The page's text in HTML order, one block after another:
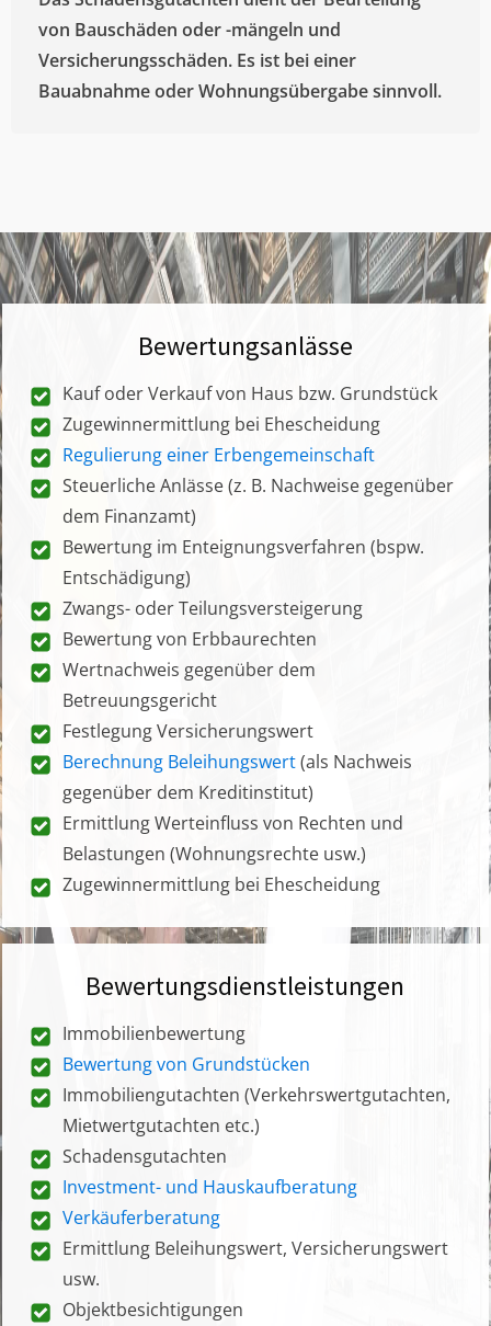
von Bauschäden oder -mängeln und
Versicherungsschäden. Es ist bei einer
Bauabnahme oder Wohnungsübergabe sinnvoll.
Bewertungsanlässe
Kauf oder Verkauf von Haus bzw. Grundstück
Zugewinnermittlung bei Ehescheidung
Regulierung einer Erbengemeinschaft
Steuerliche Anlässe (z. B. Nachweise gegenüber
dem Finanzamt)
Bewertung im Enteignungsverfahren (bspw.
Entschädigung)
Zwangs- oder Teilungsversteigerung
Bewertung von Erbbaurechten
Wertnachweis gegenüber dem
Betreuungsgericht
Festlegung Versicherungswert
Berechnung Beleihungswert(als Nachweis
gegenüber dem Kreditinstitut)
Ermittlung Werteinfluss von Rechten und
Belastungen (Wohnungsrechte usw.)
Zugewinnermittlung bei Ehescheidung
Bewertungsdienstleistungen
Immobilienbewertung
Bewertung von Grundstücken
Immobiliengutachten (Verkehrswertgutachten,
Mietwertgutachten etc.)
Schadensgutachten
Investment- und Hauskaufberatung
Verkäuferberatung
Ermittlung Beleihungswert, Versicherungswert
usw.
Objektbesichtigungen